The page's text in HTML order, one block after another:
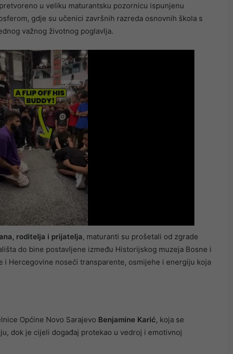
u veliku maturantsku pozornicu ispunjenu
gdje su učenici završnih razreda osnovnih škola s
važnog životnog poglavlja.
roditelja i prijatelja, maturanti su prošetali od zgrade
do bine postavljene između Historijskog muzeja Bosne i
i Hercegovine noseći transparente, osmijehe i energiju koja
Općine Novo Sarajevo Benjamine Karić, koja se
dok je cijeli događaj protekao u vedroj i emotivnoj